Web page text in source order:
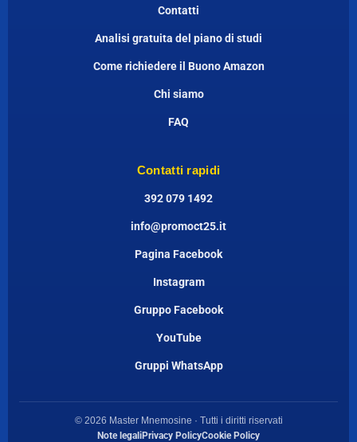
Contatti
Analisi gratuita del piano di studi
Come richiedere il Buono Amazon
Chi siamo
FAQ
Contatti rapidi
392 079 1492
info@promoct25.it
Pagina Facebook
Instagram
Gruppo Facebook
YouTube
Gruppi WhatsApp
© 2026 Master Mnemosine · Tutti i diritti riservati
Note legaliPrivacy PolicyCookie Policy